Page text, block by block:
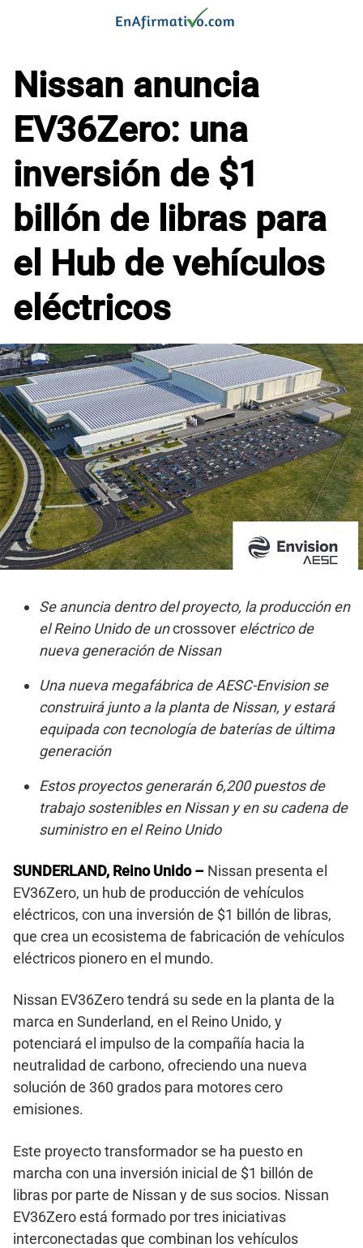
Nissan anuncia
EV36Zero: una
inversión de $1
billón de libras para
el Hub de vehículos
eléctricos
Se anuncia dentro del proyecto, la producción en
el Reino Unido de uncrossover eléctrico de
nueva generación de Nissan
Una nueva megafábrica de AESC-Envision se
construirá junto a la planta de Nissan, y estará
equipada con tecnología de baterías de última
generación
Estos proyectos generarán 6,200 puestos de
trabajo sostenibles en Nissan y en su cadena de
suministro en el Reino Unido
SUNDERLAND, Reino Unido – Nissan presenta el
EV36Zero, un hub de producción de vehículos
eléctricos, con una inversión de $1 billón de libras,
que crea un ecosistema de fabricación de vehículos
eléctricos pionero en el mundo.
Nissan EV36Zero tendrá su sede en la planta de la
marca en Sunderland, en el Reino Unido, y
potenciará el impulso de la compañía hacia la
neutralidad de carbono, ofreciendo una nueva
solución de 360 grados para motores cero
emisiones.
Este proyecto transformador se ha puesto en
marcha con una inversión inicial de $1 billón de
libras por parte de Nissan y de sus socios. Nissan
EV36Zero está formado por tres iniciativas
interconectadas que combinan los vehículos